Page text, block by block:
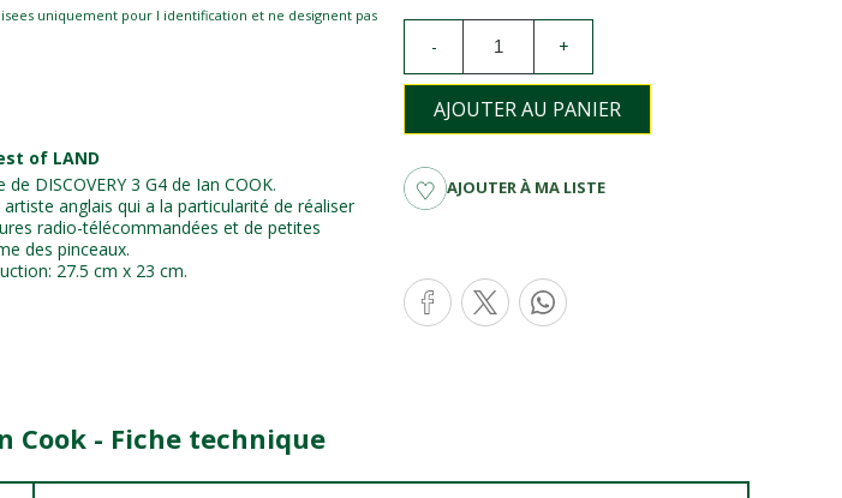
uniquement pour l identification et ne designent pas
of LAND
DISCOVERY 3 G4 de Ian COOK.
anglais qui a la particularité de réaliser
radio-télécommandées et de petites
des pinceaux.
27.5 cm x 23 cm.
- +
AJOUTER AU PANIER
AJOUTER À MA LISTE
Cook - Fiche technique